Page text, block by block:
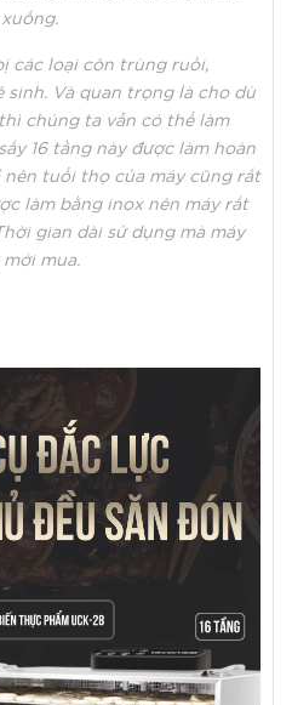
các loại côn trùng ruồi,
sinh. Và quan trọng là cho dù
chúng ta vẫn có thể làm
16 tầng này được làm hoàn
tuổi thọ của máy cũng rất
làm bằng inox nên máy rất
gian dài sử dụng mà máy
mua.